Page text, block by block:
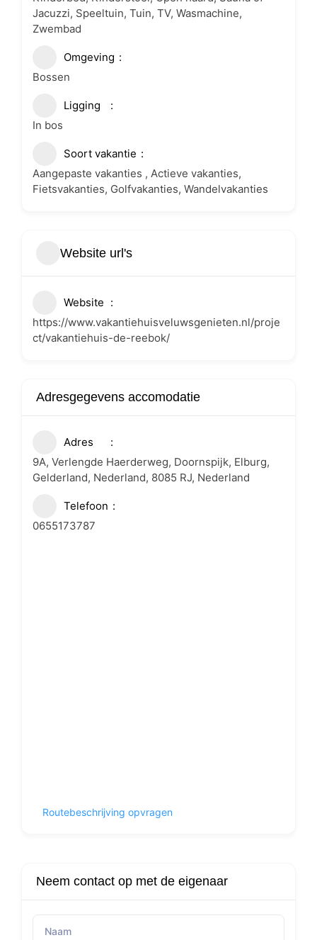
Jacuzzi, Speeltuin, Tuin, TV, Wasmachine,
Zwembad
Omgeving
Bossen
Ligging
In bos
Soort vakantie
Aangepaste vakanties , Actieve vakanties,
Fietsvakanties, Golfvakanties, Wandelvakanties
Website url's
Website
https://www.vakantiehuisveluwsgenieten.nl/proje
ct/vakantiehuis-de-reebok/
Adresgegevens accomodatie
Adres
9A, Verlengde Haerderweg, Doornspijk, Elburg,
Gelderland, Nederland, 8085 RJ, Nederland
Telefoon
0655173787
Routebeschrijving opvragen
Neem contact op met de eigenaar